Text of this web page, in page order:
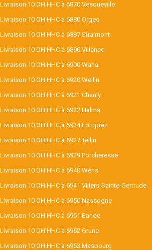
Livraison 10 OH HHC à 6870 Vesqueville
Livraison 10 OH HHC à 6880 Orgeo
Livraison 10 OH HHC à 6887 Straimont
Livraison 10 OH HHC à 6890 Villance
Livraison 10 OH HHC à 6900 Waha
Livraison 10 OH HHC à 6920 Wellin
Livraison 10 OH HHC à 6921 Chanly
Livraison 10 OH HHC à 6922 Halma
Livraison 10 OH HHC à 6924 Lomprez
Livraison 10 OH HHC à 6927 Tellin
Livraison 10 OH HHC à 6929 Porcheresse
Livraison 10 OH HHC à 6940 Wéris
Livraison 10 OH HHC à 6941 Villers-Sainte-Gertrude
Livraison 10 OH HHC à 6950 Nassogne
Livraison 10 OH HHC à 6951 Bande
Livraison 10 OH HHC à 6952 Grune
Livraison 10 OH HHC à 6953 Masbourg